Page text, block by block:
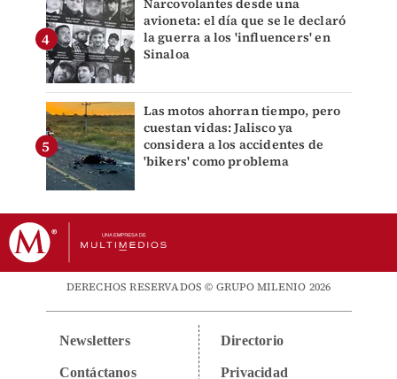
Narcovolantes desde una
avioneta: el día que se le declaró
la guerra a los 'influencers' en
Sinaloa
Las motos ahorran tiempo, pero
cuestan vidas: Jalisco ya
considera a los accidentes de
'bikers' como problema
DERECHOS RESERVADOS © GRUPO MILENIO 2026
Newsletters
Contáctanos
Directorio
Privacidad